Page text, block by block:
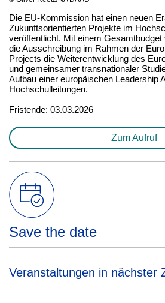
Die EU-Kommission hat einen neuen
Zukunftsorientierten Projekte im
veröffentlicht. Mit einem
die Ausschreibung im Rahmen der
Projects die Weiterentwicklung des
und gemeinsamer transnationaler
Aufbau einer europäischen Leadership
Hochschulleitungen.
Fristende: 03.03.2026
Zum Aufruf
Save the date
Veranstaltungen in nächster